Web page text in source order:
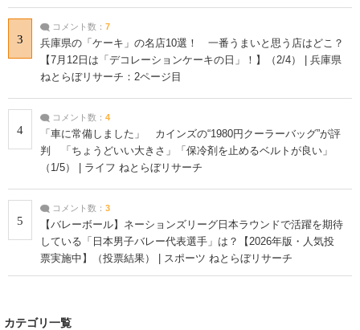
3
コメント数： 7
兵庫県の「ケーキ」の名店10選！ 一番うまいと思う店はどこ？
【7月12日は「デコレーションケーキの日」！】（2/4） | 兵庫県
ねとらぼリサーチ：2ページ目
4
コメント数： 4
「車に常備しました」 カインズの“1980円クーラーバッグ”が評
判 「ちょうどいい大きさ」「保冷剤を止めるベルトが良い」
（1/5） | ライフ ねとらぼリサーチ
5
コメント数： 3
【バレーボール】ネーションズリーグ日本ラウンドで活躍を期待
している「日本男子バレー代表選手」は？【2026年版・人気投
票実施中】（投票結果） | スポーツ ねとらぼリサーチ
カテゴリ一覧